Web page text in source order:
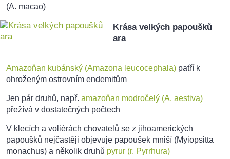
(A. macao)
Krása velkých papoušků
ara
Amazoňan kubánský (Amazona leucocephala) patří k
ohroženým ostrovním endemitům
Jen pár druhů, např. amazoňan modročelý (A. aestiva)
přežívá v dostatečných počtech
V klecích a voliérách chovatelů se z jihoamerických
papoušků nejčastěji objevuje papoušek mniší (Myiopsitta
monachus) a několik druhů pyrur (r. Pyrrhura)